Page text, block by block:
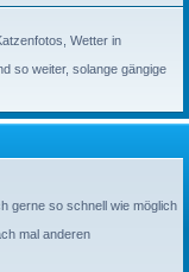
Wetter in
so weiter, solange gängige
gerne so schnell wie möglich
mal anderen